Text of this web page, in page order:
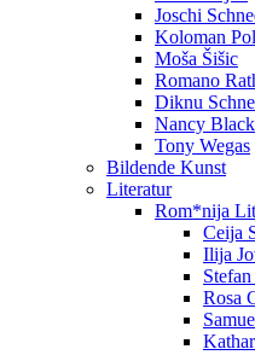
Joschi
Koloman
Moša Šišic
Romano
Diknu
Nancy Black
Tony Wegas
Bildende Kunst
Literatur
Rom*nija
Ceija
Ilija
Rosa